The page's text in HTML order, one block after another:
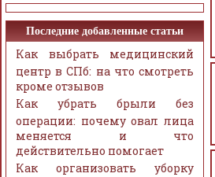
Последние добавленные статьи
Как выбрать медицинский
центр в СПб: на что смотреть
кроме отзывов
Как убрать брыли без
операции: почему овал лица
меняется и что
действительно помогает
Как организовать уборку